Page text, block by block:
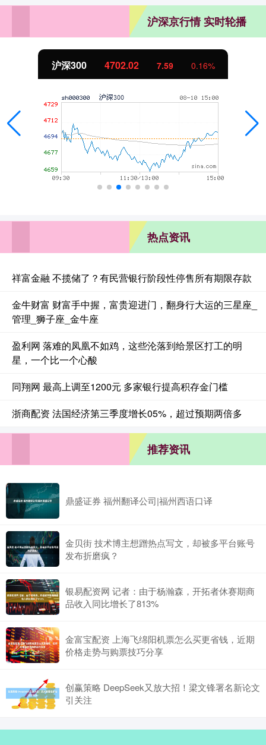
沪深京行情 实时轮播
沪深300 4702.02 7.59 0.16%
热点资讯
祥富金融 不揽储了？有民营银行阶段性停售所有期限存款
金牛财富 财富手中握，富贵迎进门，翻身行大运的三星座_
管理_狮子座_金牛座
盈利网 落难的凤凰不如鸡，这些沦落到给景区打工的明
星，一个比一个心酸
同翔网 最高上调至1200元 多家银行提高积存金门槛
浙商配资 法国经济第三季度增长05%，超过预期两倍多
推荐资讯
鼎盛证券 福州翻译公司|福州西语口译
金贝街 技术博主想蹭热点写文，却被多平台账号
发布折磨疯？
银易配资网 记者：由于杨瀚森，开拓者休赛期商
品收入同比增长了813%
金富宝配资 上海飞绵阳机票怎么买更省钱，近期
价格走势与购票技巧分享
创赢策略 DeepSeek又放大招！梁文锋署名新论文
引关注